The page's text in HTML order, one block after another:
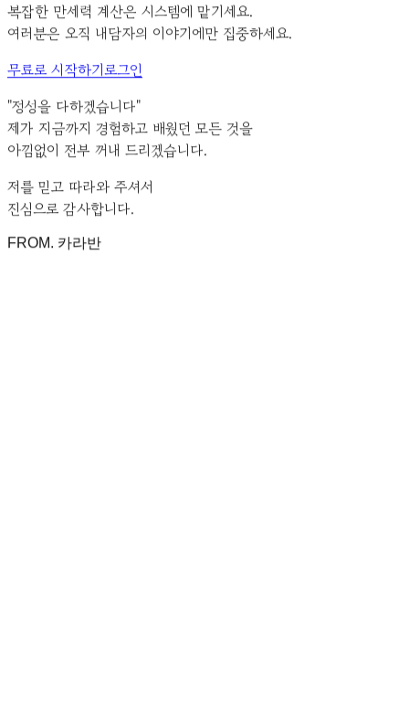
복잡한 만세력 계산은 시스템에 맡기세요.
여러분은 오직 내담자의 이야기에만 집중하세요.
무료로 시작하기로그인
"정성을 다하겠습니다"
제가 지금까지 경험하고 배웠던 모든 것을
아낌없이 전부 꺼내 드리겠습니다.
저를 믿고 따라와 주셔서
진심으로 감사합니다.
FROM. 카라반